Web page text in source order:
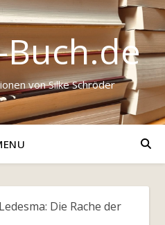
von Silke Schröder